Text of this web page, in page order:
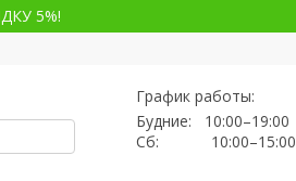
5%!
График работы:
Будние: 10:00–19:00
Сб: 10:00–15:00